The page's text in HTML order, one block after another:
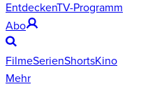
EntdeckenTV-Programm
Abo
FilmeSerienShortsKino
Mehr